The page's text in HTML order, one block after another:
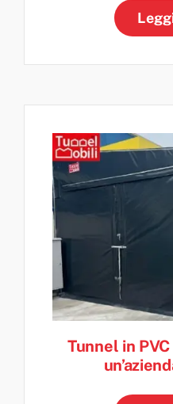
Tunnel in